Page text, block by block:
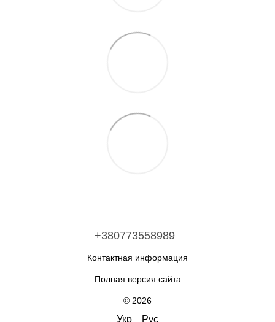
+380773558989
Контактная информация
Полная версия сайта
© 2026
Укр Рус